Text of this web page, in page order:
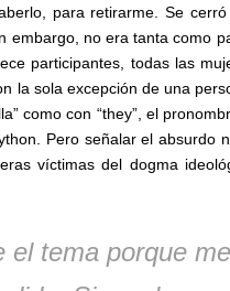
para retirarme. Se
embargo, no era tanta como
participantes, todas las
la sola excepción de una
como con “they”, el
Pero señalar el absurdo
víctimas del dogma
el tema porque me